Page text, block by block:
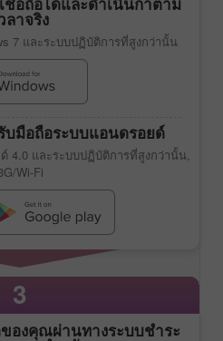
ลาจริง
7 และระบบปฏิบัติการที่สูงกว่านั้น
บมือถือระบบแอนดรอยด์
4.0 และระบบปฏิบัติการที่สูงกว่านั้น,
Wi-Fi
3
องคุณผ่านทางระบบชำระ